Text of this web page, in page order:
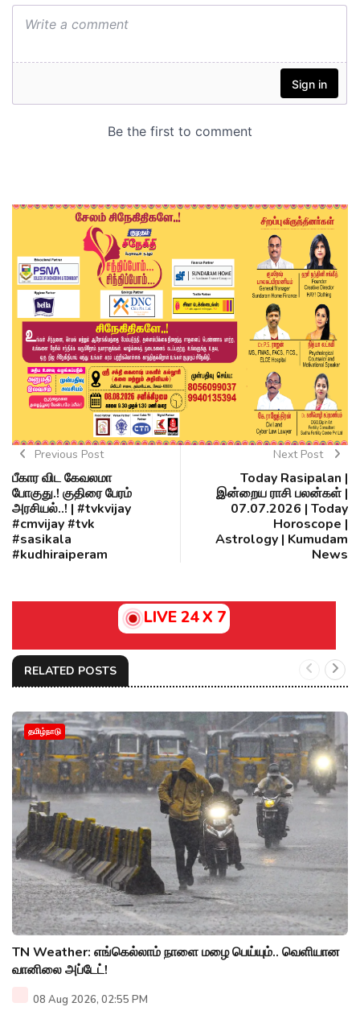
Previous Post
பீகார விட கேவலமா
போகுது.! குதிரை பேரம்
அரசியல்..! | #tvkvijay
#cmvijay #tvk
#sasikala
#kudhiraiperam
Next Post
Today Rasipalan |
இன்றைய ராசி பலன்கள் |
07.07.2026 | Today
Horoscope |
Astrology | Kumudam
News
LIVE 24 X 7
RELATED POSTS
தமிழ்நாடு
TN Weather: எங்கெல்லாம் நாளை மழை பெய்யும்.. வெளியான
வானிலை அப்டேட்!
08 Aug 2026, 02:55 PM